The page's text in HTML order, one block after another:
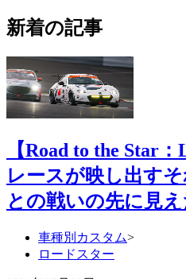
新着の記事
【Road to the Star
レースが映し出す
との戦いの先に見
車種別カスタム>
ロードスター